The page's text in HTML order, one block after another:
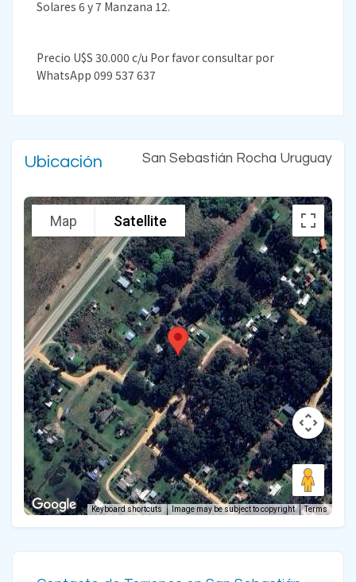
Solares 6 y 7 Manzana 12.
Precio U$S 30.000 c/u Por favor consultar por
WhatsApp 099 537 637
Ubicación San Sebastián Rocha Uruguay
Map Satellite
Keyboard shortcuts Image may be subject to copyright Terms